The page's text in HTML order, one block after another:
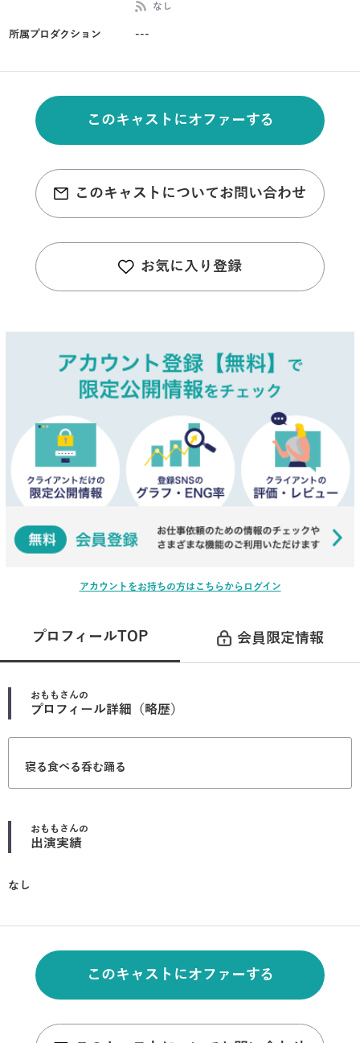
なし
所属プロダクション ---
このキャストにオファーする
このキャストについてお問い合わせ
お気に入り登録
アカウントをお持ちの方はこちらからログイン
プロフィールTOP 会員限定情報
おもも さんの
プロフィール詳細（略歴）
寝る食べる呑む踊る
おもも さんの
出演実績
なし
このキャストにオファーする